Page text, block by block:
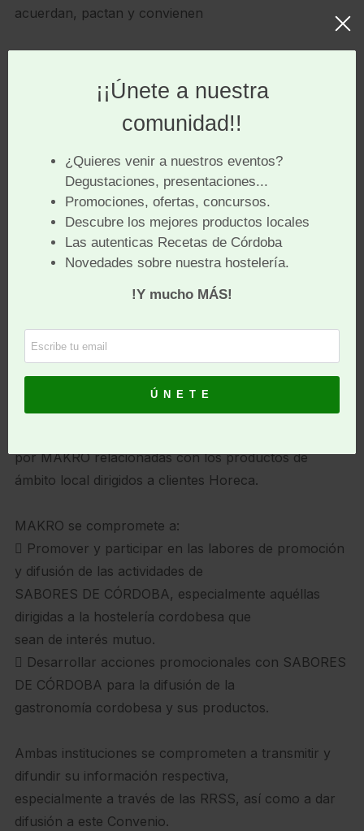
acuerdan, pactan y convienen
Actuaciones de información.
Actuaciones de difusión.
Otras que puedan ser de interés para ambas
Para el desarrollo de dichas actuaciones se elaborará
con carácter individual, los convenios o acuerdos que
se estimen necesarios y que sean acordados para su
SABORES DE CÓRDOBA se compromete a:
difusión de la gastronomía de nuestra
provincia que se acuerden en colaboración con
 Colaborar, promocionar y difundir con los medios a
por MAKRO relacionadas con los productos de
ámbito local dirigidos a clientes Horeca.
MAKRO se compromete a:
 Promover y participar en las labores de promoción
y difusión de las actividades de
SABORES DE CÓRDOBA, especialmente aquéllas
dirigidas a la hostelería cordobesa que
sean de interés mutuo.
 Desarrollar acciones promocionales con SABORES
DE CÓRDOBA para la difusión de la
gastronomía cordobesa y sus productos.
Ambas instituciones se comprometen a transmitir y
difundir su información respectiva,
especialmente a través de las RRSS, así como a dar
difusión a este Convenio.